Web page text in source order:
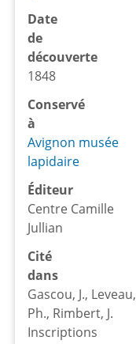
Date
de
découverte
1848
Conservé
à
Avignon musée
lapidaire
Éditeur
Centre Camille
Jullian
Cité
dans
Gascou, J., Leveau,
Ph., Rimbert, J.
Inscriptions